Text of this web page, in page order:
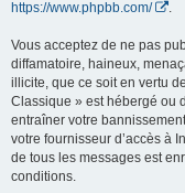
https://www.phpbb.com/
Vous acceptez de ne pas
diffamatoire, haineux,
illicite, que ce soit en vertu
Classique » est hébergé ou
entraîner votre
votre fournisseur d’accès à
de tous les messages est
conditions.